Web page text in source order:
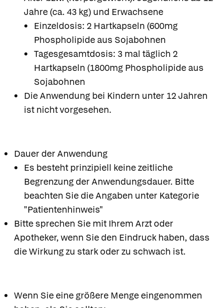
Jahre (ca. 43 kg) und Erwachsene
Einzeldosis: 2 Hartkapseln (600mg
Phospholipide aus Sojabohnen
Tagesgesamtdosis: 3 mal täglich 2
Hartkapseln (1800mg Phospholipide aus
Sojabohnen
Die Anwendung bei Kindern unter 12 Jahren
ist nicht vorgesehen.
Dauer der Anwendung
Es besteht prinzipiell keine zeitliche
Begrenzung der Anwendungsdauer. Bitte
beachten Sie die Angaben unter Kategorie
"Patientenhinweis"
Bitte sprechen Sie mit Ihrem Arzt oder
Apotheker, wenn Sie den Eindruck haben, dass
die Wirkung zu stark oder zu schwach ist.
Wenn Sie eine größere Menge eingenommen